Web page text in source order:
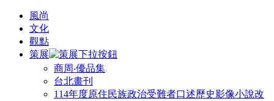
風尚
文化
觀點
策展
商周‧優品集
台北畫刊
114年度原住民族政治受難者口述歷史影像小說改